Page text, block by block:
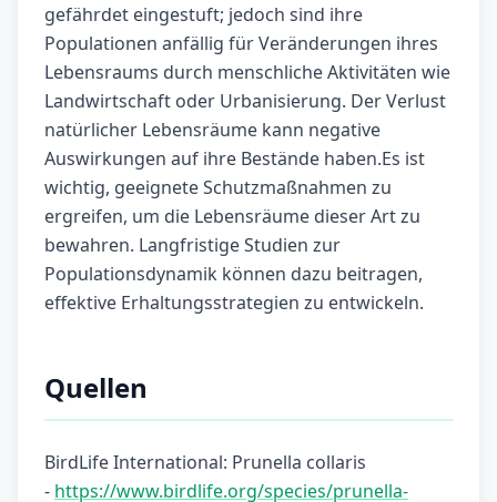
gefährdet eingestuft; jedoch sind ihre
Populationen anfällig für Veränderungen ihres
Lebensraums durch menschliche Aktivitäten wie
Landwirtschaft oder Urbanisierung. Der Verlust
natürlicher Lebensräume kann negative
Auswirkungen auf ihre Bestände haben.Es ist
wichtig, geeignete Schutzmaßnahmen zu
ergreifen, um die Lebensräume dieser Art zu
bewahren. Langfristige Studien zur
Populationsdynamik können dazu beitragen,
effektive Erhaltungsstrategien zu entwickeln.
Quellen
BirdLife International: Prunella collaris
- https://www.birdlife.org/species/prunella-